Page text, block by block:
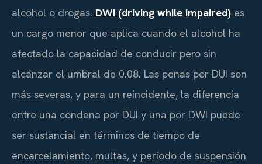
alcohol o drogas. DWI (driving while impaired) es
un cargo menor que aplica cuando el alcohol ha
afectado la capacidad de conducir pero sin
alcanzar el umbral de 0.08. Las penas por DUI son
más severas, y para un reincidente, la diferencia
entre una condena por DUI y una por DWI puede
ser sustancial en términos de tiempo de
encarcelamiento, multas, y período de suspensión